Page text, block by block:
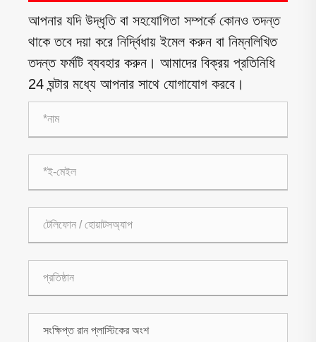
আপনার যদি উদ্ধৃতি বা সহযোগিতা সম্পর্কে কোনও তদন্ত
থাকে তবে দয়া করে নির্দ্বিধায় ইমেল করুন বা নিম্নলিখিত
তদন্ত ফর্মটি ব্যবহার করুন। আমাদের বিক্রয় প্রতিনিধি
24 ঘন্টার মধ্যে আপনার সাথে যোগাযোগ করবে।